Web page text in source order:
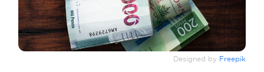
Designed by Freepik